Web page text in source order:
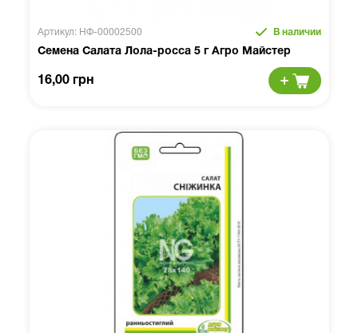
Артикул: НФ-00002500 В наличии
Семена Салата Лола-росса 5 г Агро Майстер
16,00 грн